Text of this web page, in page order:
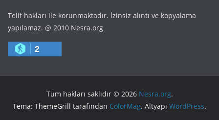
Telif hakları ile korunmaktadır. İzinsiz alıntı ve kopyalama
yapılamaz. @ 2010 Nesra.org
2
Tüm hakları saklıdır © 2026 Nesra.org.
Tema: ThemeGrill tarafından ColorMag. Altyapı WordPress.